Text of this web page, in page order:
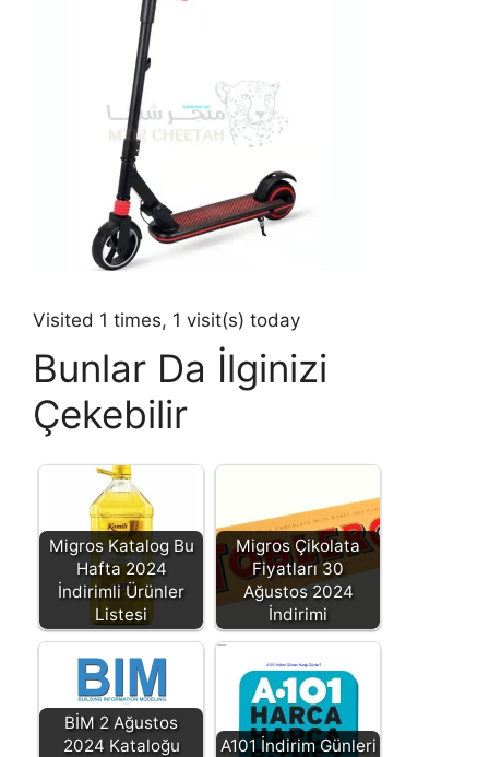
Visited 1 times, 1 visit(s) today
Bunlar Da İlginizi
Çekebilir
Migros Katalog Bu
Hafta 2024
İndirimli Ürünler
Listesi
Migros Çikolata
Fiyatları 30
Ağustos 2024
İndirimi
BİM 2 Ağustos
2024 Kataloğu
A101 İndirim Günleri